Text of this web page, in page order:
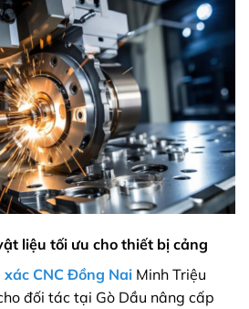
liệu tối ưu cho thiết bị cảng
CNC Đồng Nai Minh Triệu
đối tác tại Gò Dầu nâng cấp